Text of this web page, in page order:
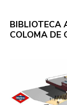
BIBLIOTECA
COLOMA DE